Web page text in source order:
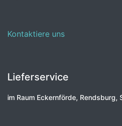
Kontaktiere uns
Lieferservice
im Raum Eckernförde, Rendsburg,